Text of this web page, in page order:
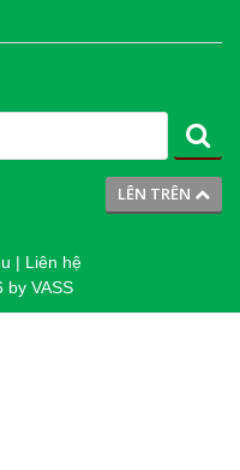
LÊN TRÊN
| Liên hệ
by VASS